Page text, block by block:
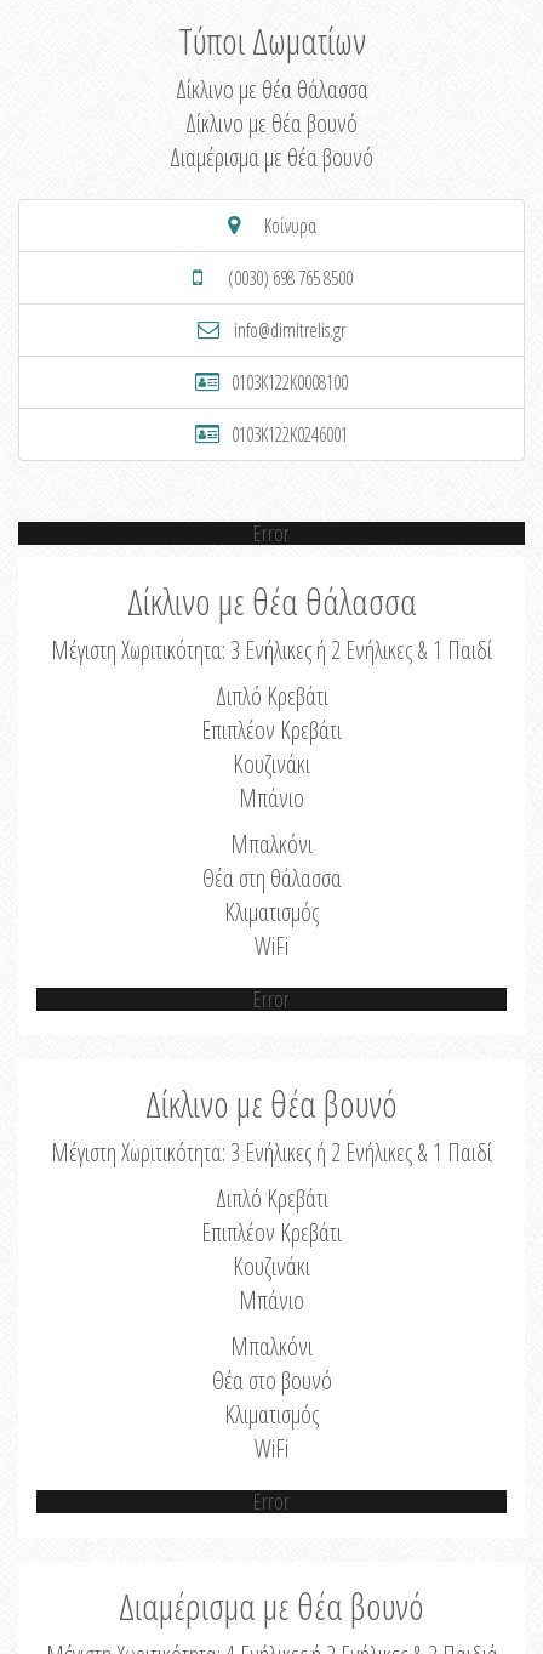
Τύποι Δωματίων
Δίκλινο με θέα θάλασσα
Δίκλινο με θέα βουνό
Διαμέρισμα με θέα βουνό
Κοίνυρα
(0030) 698 765 8500
info@dimitrelis.gr
0103K122K0008100
0103K122K0246001
Error
Δίκλινο με θέα θάλασσα
Μέγιστη Χωριτικότητα: 3 Ενήλικες ή 2 Ενήλικες & 1 Παιδί
Διπλό Κρεβάτι
Επιπλέον Κρεβάτι
Κουζινάκι
Μπάνιο
Μπαλκόνι
Θέα στη θάλασσα
Κλιματισμός
WiFi
Error
Δίκλινο με θέα βουνό
Μέγιστη Χωριτικότητα: 3 Ενήλικες ή 2 Ενήλικες & 1 Παιδί
Διπλό Κρεβάτι
Επιπλέον Κρεβάτι
Κουζινάκι
Μπάνιο
Μπαλκόνι
Θέα στο βουνό
Κλιματισμός
WiFi
Error
Διαμέρισμα με θέα βουνό